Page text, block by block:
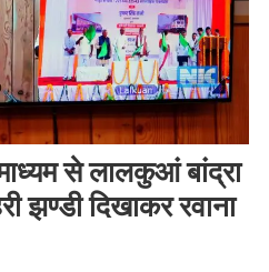
से लालकुआं बांद्रा
झण्डी दिखाकर रवाना